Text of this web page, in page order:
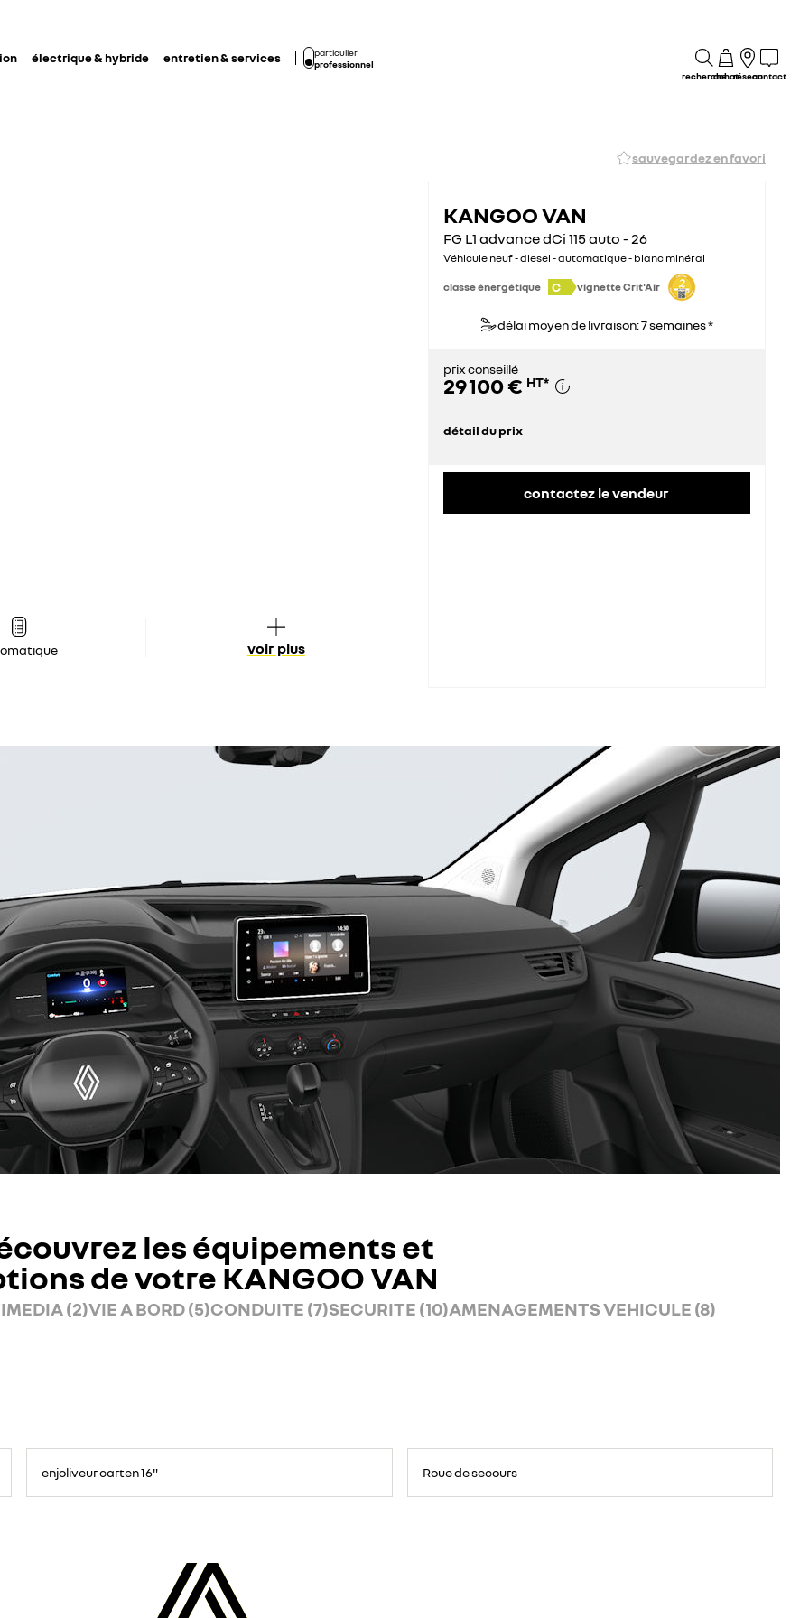
électrique & hybride entretien & services
particulier
professionnel
rechercheachatréseaucontact
sauvegardez en favori
voir plus
KANGOO VAN
FG L1 advance dCi 115 auto - 26
Véhicule neuf - diesel - automatique - blanc minéral
classe énergétique C vignette Crit'Air
délai moyen de livraison: 7 semaines *
prix conseillé
29 100 € HT*
détail du prix
contactez le vendeur
les équipements et
de votre KANGOO VAN
(2)VIE A BORD (5)CONDUITE (7)SECURITE (10)AMENAGEMENTS VEHICULE (8)
enjoliveur carten 16" Roue de secours